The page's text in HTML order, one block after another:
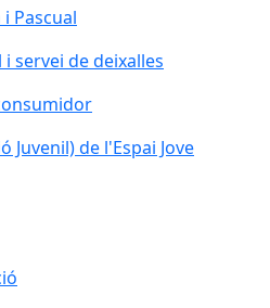
Pascual
servei de deixalles
Juvenil) de l'Espai Jove